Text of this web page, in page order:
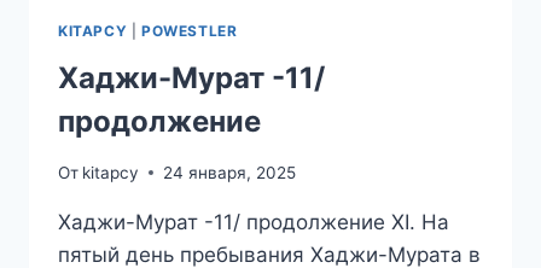
KITAPCY POWESTLER
Хаджи-Мурат -11/
продолжение
От kitapcy 24 января, 2025
Хаджи-Мурат -11/ продолжение XI. На
пятый день пребывания Хаджи-Мурата в